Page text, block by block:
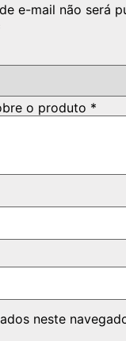
e-mail não será
o produto *
neste